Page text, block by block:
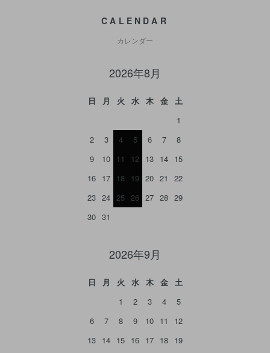
CALENDAR
カレンダー
2026年8月
日 月 火 水 木 金
土
1
2
3 4 5 6 7
8
9
10 11 12 13 14 15
16 17 18 19 20 21
22
23 24 25 26 27 28 29
30 31
2026年9月
日 月 火 水 木 金
土
1
2 3 4
5
6
7 8 9 10 11
12
13 14 15 16 17 18 19